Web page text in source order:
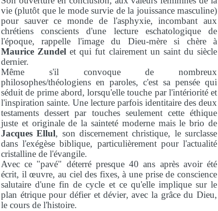
vie (plutôt que le mode survie de la jouissance masculine)
pour sauver ce monde de l'asphyxie, incombant aux
chrétiens conscients d'une lecture eschatologique de
l'époque, rappelle l'image du Dieu-mère si chère à
Maurice Zundelet qui fut clairement un saint du siècle
dernier.
Même s'il convoque de nombreux
philosophes/théologiens en paroles, c'est sa pensée qui
séduit de prime abord, lorsqu'elle touche par l'intériorité et
l'inspiration sainte. Une lecture parfois identitaire des deux
testaments dessert par touches seulement cette éthique
juste et originale de la sainteté moderne mais le brio de
Jacques Ellul, son discernement christique, le surclasse
dans l'exégèse biblique, particulièrement pour l'actualité
cristalline de l'évangile.
Avec ce "pavé" déterré presque 40 ans après avoir été
écrit, il œuvre, au ciel des fixes, à une prise de conscience
salutaire d'une fin de cycle et ce qu'elle implique sur le
plan étrique pour défier et dévier, avec la grâce du Dieu,
le cours de l'histoire.